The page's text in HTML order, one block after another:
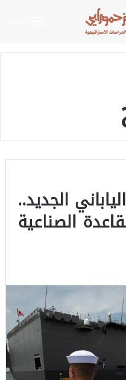
الجديد..
الصناعية